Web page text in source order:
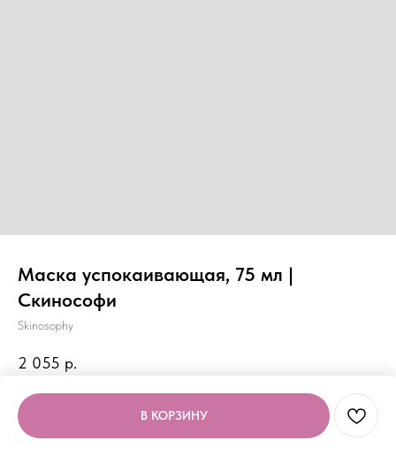
Маска успокаивающая, 75 мл |
Скинософи
Skinosophy
2 055 р.
В КОРЗИНУ